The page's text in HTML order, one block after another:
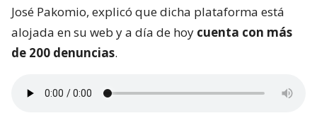
José Pakomio, explicó que dicha plataforma está
alojada en su web y a día de hoy cuenta con más
de 200 denuncias.